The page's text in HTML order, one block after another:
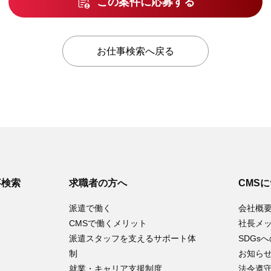
お仕事検索へ戻る
索 求職者の方へ
派遣で働く
CMSで働くメリット
派遣スタッフを支えるサポート体
制
就業・キャリア支援制度
CMS
会社概
社長メ
SDGs
お知ら
法令遵